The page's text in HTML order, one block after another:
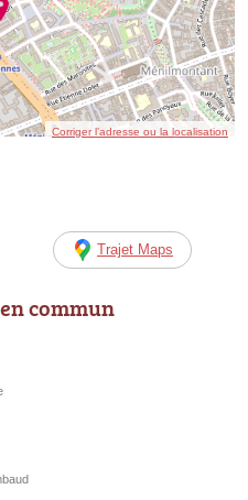
Corriger l’adresse ou la localisation
Trajet Maps
commun